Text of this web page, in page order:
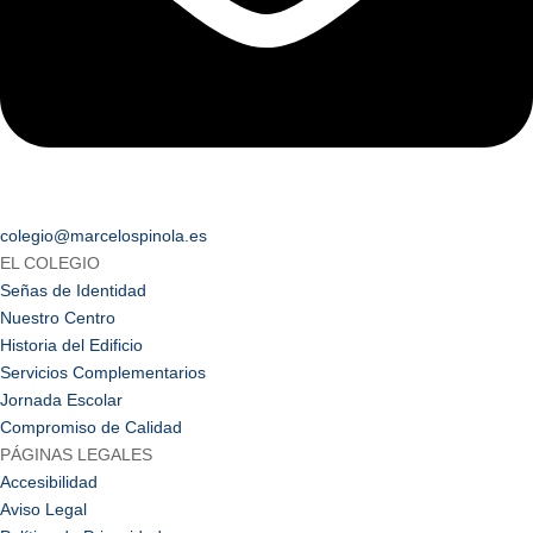
colegio@marcelospinola.es
EL COLEGIO
Señas de Identidad
Nuestro Centro
Historia del Edificio
Servicios Complementarios
Jornada Escolar
Compromiso de Calidad
PÁGINAS LEGALES
Accesibilidad
Aviso Legal